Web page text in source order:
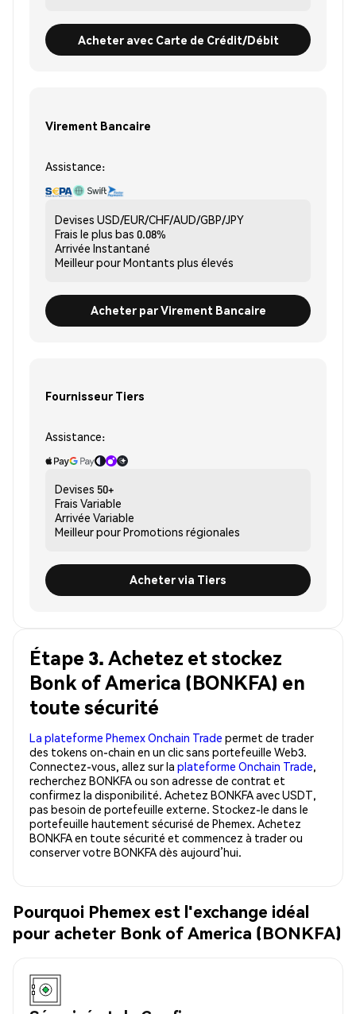
Acheter avec Carte de Crédit/Débit
Virement Bancaire
Assistance:
Devises USD/EUR/CHF/AUD/GBP/JPY
Frais le plus bas 0.08%
Arrivée Instantané
Meilleur pourMontants plus élevés
Acheter par Virement Bancaire
Fournisseur Tiers
Assistance:
Devises 50+
Frais Variable
Arrivée Variable
Meilleur pourPromotions régionales
Acheter via Tiers
Étape 3. Achetez et stockez
Bonk of America (BONKFA) en
toute sécurité
La plateforme Phemex Onchain Trade permet de trader
des tokens on-chain en un clic sans portefeuille Web3.
Connectez-vous, allez sur la plateforme Onchain Trade,
recherchez BONKFA ou son adresse de contrat et
confirmez la disponibilité. Achetez BONKFA avec USDT,
pas besoin de portefeuille externe. Stockez-le dans le
portefeuille hautement sécurisé de Phemex. Achetez
BONKFA en toute sécurité et commencez à trader ou
conserver votre BONKFA dès aujourd’hui.
Pourquoi Phemex est l'exchange idéal
pour acheter Bonk of America (BONKFA)